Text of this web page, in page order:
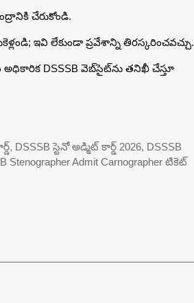
చేరుకోండి.
ఇవి లేకుండా ప్రవేశాన్ని తిరస్కరించవచ్చు.
DSSSB వెబ్‌సైట్‌ను తనిఖీ చేస్తూ
DSSSB స్టెనో అడ్మిట్ కార్డ్ 2026, DSSSB
Admit Carnographer టికెట్